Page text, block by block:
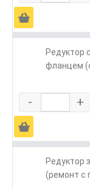
Ä
Редуктор
фланцем
- +
Ä
Редуктор
(ремонт с